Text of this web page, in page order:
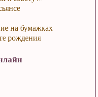
на бумажках
рождения